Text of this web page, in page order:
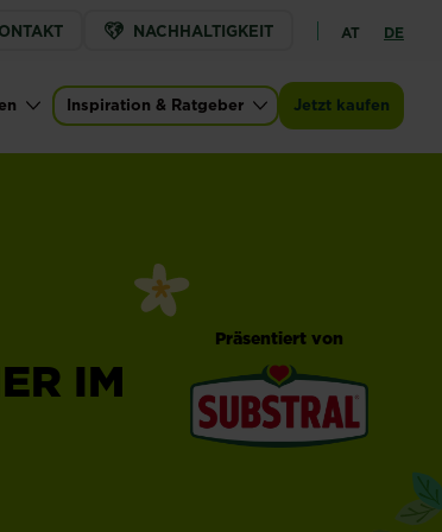
NACHHALTIGKEIT AT DE
Inspiration & Ratgeber Jetzt kaufen
IM
Präsentiert von